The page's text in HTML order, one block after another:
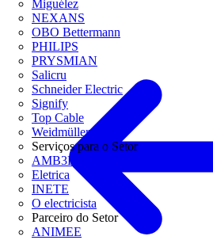
Miguélez
NEXANS
OBO Bettermann
PHILIPS
PRYSMIAN
Salicru
Schneider Electric
Signify
Top Cable
Weidmüller
Serviços para o Setor
AMB3E
Eletrica
INETE
O electricista
Parceiro do Setor
ANIMEE